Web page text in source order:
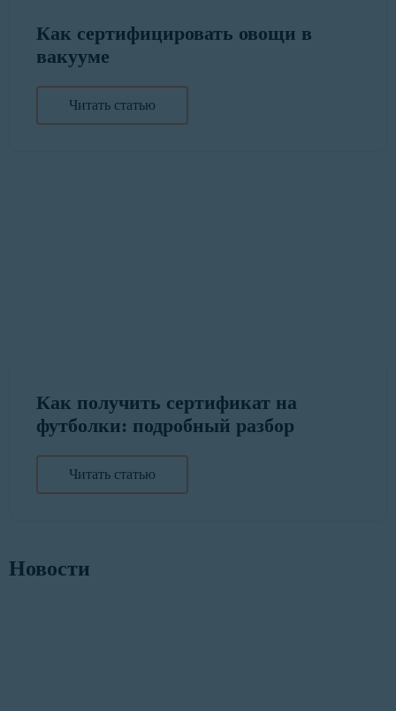
Как сертифицировать овощи в
вакууме
Читать статью
Как получить сертификат на
футболки: подробный разбор
Читать статью
Новости